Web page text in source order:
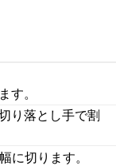
す。
り落とし手で割
に切ります。